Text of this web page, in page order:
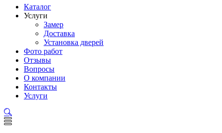
Каталог
Услуги
Замер
Доставка
Установка дверей
Фото работ
Отзывы
Вопросы
О компании
Контакты
Услуги